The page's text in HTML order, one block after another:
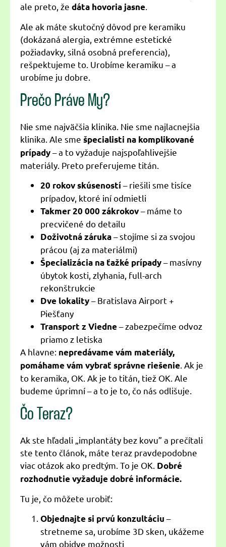
ale preto, že dáta hovoria jasne
Ale ak máte skutočný dôvod pre keramiku
(dokázaná alergia, extrémne estetické
požiadavky, silná osobná preferencia),
rešpektujeme to. Urobíme keramiku – a
urobíme ju dobre.
Prečo Práve My?
Nie sme najväčšia klinika. Nie sme najlacnejšia
klinika. Ale sme špecialisti na komplikované
prípady– a to vyžaduje najspoľahlivejšie
materiály. Preto preferujeme titán.
20 rokov skúseností– riešili sme tisíce
prípadov, ktoré iní odmietli
Takmer 20 000 zákrokov– máme to
precvičené do detailu
Doživotná záruka– stojíme si za svojou
prácou (aj za materiálmi)
Špecializácia na ťažké prípady– masívny
úbytok kosti, zlyhania, full-arch
rekonštrukcie
Dve lokality– Bratislava Airport +
Piešťany
Transport z Viedne– zabezpečíme odvoz
priamo z letiska
A hlavne: nepredávame vám materiály,
pomáhame vám vybrať správne riešenie. Ak je
to keramika, OK. Ak je to titán, tiež OK. Ale
budeme úprimní – a to je to, čo nás odlišuje.
Čo Teraz?
Ak ste hľadali „implantáty bez kovu” a prečítali
ste tento článok, máte teraz pravdepodobne
viac otázok ako predtým. To je OK. Dobré
rozhodnutie vyžaduje dobré informácie.
Tu je, čo môžete urobiť:
Objednajte si prvú konzultáciu –
stretneme sa, urobíme 3D sken, ukážeme
vám obidve možnosti